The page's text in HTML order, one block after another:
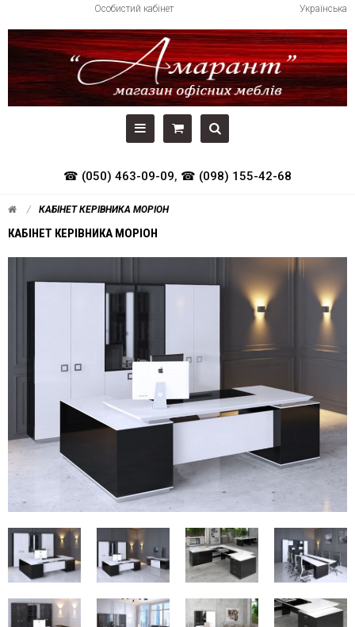
Українська
Особистий кабінет
☎ (050) 463-09-09, ☎ (098) 155-42-68
КАБІНЕТ КЕРІВНИКА МОРІОН
КАБІНЕТ КЕРІВНИКА МОРІОН